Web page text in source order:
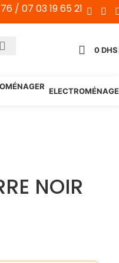
/ 07 03 19 65 21
0DHS
NOIR